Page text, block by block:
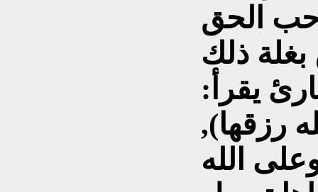
الحق
ذلك
يقرأ:
رزقها),
الله